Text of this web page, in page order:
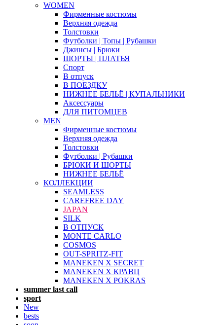
WOMEN
Фирменные костюмы
Верхняя одежда
Толстовки
Футболки | Топы | Рубашки
Джинсы | Брюки
ШОРТЫ | ПЛАТЬЯ
Спорт
В отпуск
В ПОЕЗДКУ
НИЖНЕЕ БЕЛЬЁ | КУПАЛЬНИКИ
Аксессуары
ДЛЯ ПИТОМЦЕВ
MEN
Фирменные костюмы
Верхняя одежда
Толстовки
Футболки | Рубашки
БРЮКИ И ШОРТЫ
НИЖНЕЕ БЕЛЬЁ
КОЛЛЕКЦИИ
SEAMLESS
CAREFREE DAY
JAPAN
SILK
В ОТПУСК
MONTE CARLO
COSMOS
OUT-SPRITZ-FIT
MANEKEN X SECRET
MANEKEN X КРАВЦ
MANEKEN X POKRAS
summer last call
sport
New
bests